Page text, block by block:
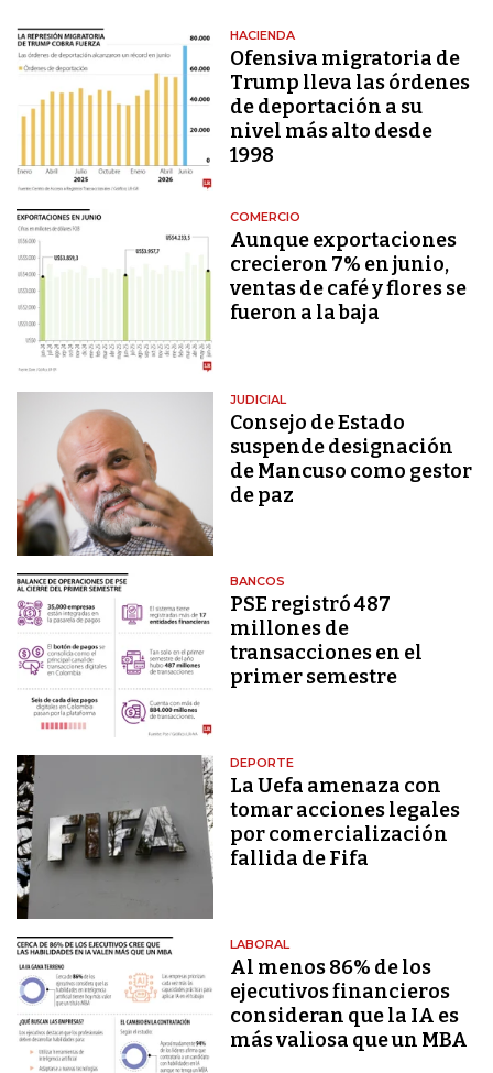
HACIENDA
Ofensiva migratoria de
Trump lleva las órdenes
de deportación a su
nivel más alto desde
1998
COMERCIO
Aunque exportaciones
crecieron 7% en junio,
ventas de café y flores se
fueron a la baja
JUDICIAL
Consejo de Estado
suspende designación
de Mancuso como gestor
de paz
BANCOS
PSE registró 487
millones de
transacciones en el
primer semestre
DEPORTE
La Uefa amenaza con
tomar acciones legales
por comercialización
fallida de Fifa
LABORAL
Al menos 86% de los
ejecutivos financieros
consideran que la IA es
más valiosa que un MBA